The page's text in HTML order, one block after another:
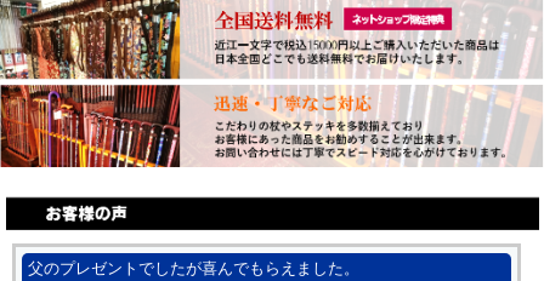
父のプレゼントでしたが喜んでもらえました。